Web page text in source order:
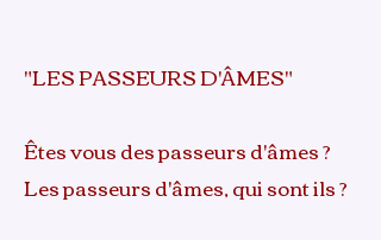
"LES PASSEURS D'ÂMES"
Êtes vous des passeurs d'âmes ?
Les passeurs d'âmes, qui sont ils ?